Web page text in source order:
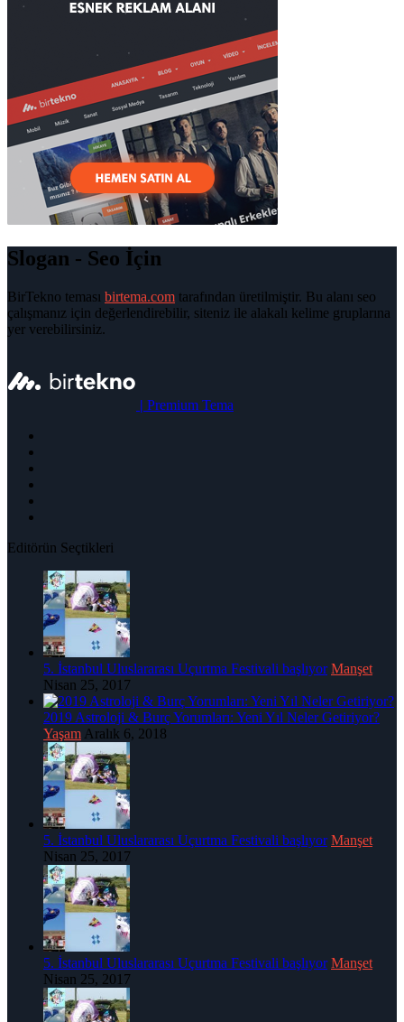
Slogan - Seo İçin
BirTekno teması birtema.com tarafından üretilmiştir. Bu alanı seo
çalışmanız için değerlendirebilir, siteniz ile alakalı kelime gruplarına
yer verebilirsiniz.
| Premium Tema
Editörün Seçtikleri
5. İstanbul Uluslararası Uçurtma Festivali başlıyor Manşet
Nisan 25, 2017
2019 Astroloji & Burç Yorumları: Yeni Yıl Neler Getiriyor?
Yaşam Aralık 6, 2018
5. İstanbul Uluslararası Uçurtma Festivali başlıyor Manşet
Nisan 25, 2017
5. İstanbul Uluslararası Uçurtma Festivali başlıyor Manşet
Nisan 25, 2017